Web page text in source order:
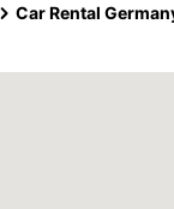
Car Rental